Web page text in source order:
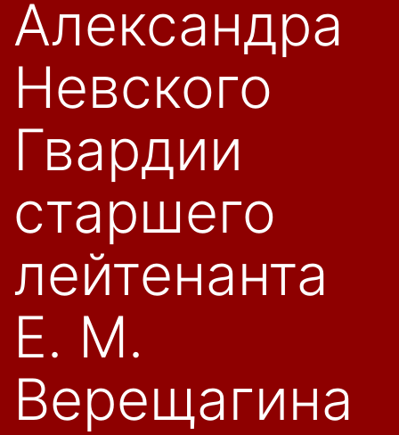
Александра
Невского
Гвардии
старшего
лейтенанта
Е. М.
Верещагина